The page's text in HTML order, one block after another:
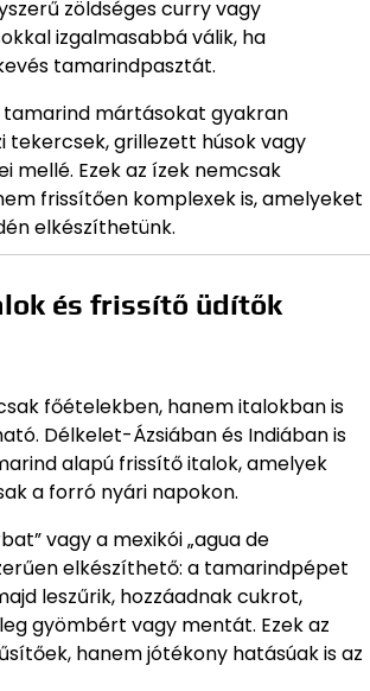
zöldséges curry vagy
izgalmasabbá válik, ha
tamarindpasztát.
tamarind mártásokat gyakran
tekercsek, grillezett húsok vagy
mellé. Ezek az ízek nemcsak
frissítően komplexek is, amelyeket
elkészíthetünk.
és frissítő üdítők
főételekben, hanem italokban is
Délkelet-Ázsiában és Indiában is
alapú frissítő italok, amelyek
a forró nyári napokon.
vagy a mexikói „agua de
elkészíthető: a tamarindpépet
leszűrik, hozzáadnak cukrot,
gyömbért vagy mentát. Ezek az
hanem jótékony hatásúak is az